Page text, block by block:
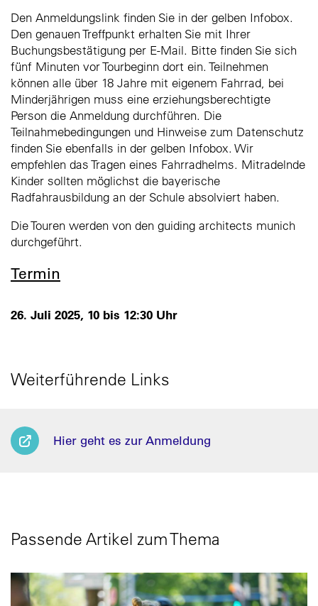
Den Anmeldungslink finden Sie in der gelben Infobox.
Den genauen Treffpunkt erhalten Sie mit Ihrer
Buchungsbestätigung per E-Mail. Bitte finden Sie sich
fünf Minuten vor Tourbeginn dort ein. Teilnehmen
können alle über 18 Jahre mit eigenem Fahrrad, bei
Minderjährigen muss eine erziehungsberechtigte
Person die Anmeldung durchführen. Die
Teilnahmebedingungen und Hinweise zum Datenschutz
finden Sie ebenfalls in der gelben Infobox. Wir
empfehlen das Tragen eines Fahrradhelms. Mitradelnde
Kinder sollten möglichst die bayerische
Radfahrausbildung an der Schule absolviert haben.
Die Touren werden von den guiding architects munich
durchgeführt.
Termin
26. Juli 2025, 10 bis 12:30 Uhr
Weiterführende Links
Hier geht es zur Anmeldung
Passende Artikel zum Thema